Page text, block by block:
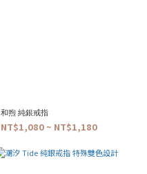
和煦 純銀戒指
NT$1,080 ~ NT$1,180